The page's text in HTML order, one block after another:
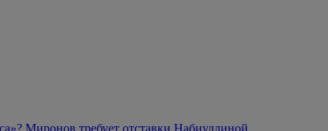
Миронов требует отставки Набиуллиной